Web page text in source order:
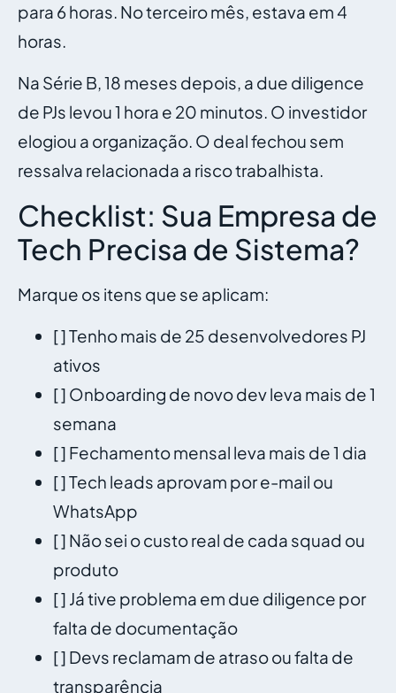
para 6 horas. No terceiro mês, estava em 4
horas.
Na Série B, 18 meses depois, a due diligence
de PJs levou 1 hora e 20 minutos. O investidor
elogiou a organização. O deal fechou sem
ressalva relacionada a risco trabalhista.
Checklist: Sua Empresa de
Tech Precisa de Sistema?
Marque os itens que se aplicam:
[ ] Tenho mais de 25 desenvolvedores PJ
ativos
[ ] Onboarding de novo dev leva mais de 1
semana
[ ] Fechamento mensal leva mais de 1 dia
[ ] Tech leads aprovam por e-mail ou
WhatsApp
[ ] Não sei o custo real de cada squad ou
produto
[ ] Já tive problema em due diligence por
falta de documentação
[ ] Devs reclamam de atraso ou falta de
transparência